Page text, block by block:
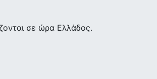
σε ώρα Ελλάδος.